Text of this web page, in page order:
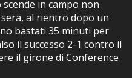
in campo non
al rientro dopo un
bastati 35 minuti per
il successo 2-1 contro il
il girone di Conference